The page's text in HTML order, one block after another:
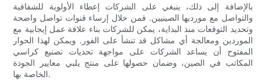
بالإضافة إلى ذلك، ينبغي على الشركات إعطاء الأولوية للشفافية
والتواصل مع مورديها الصينيين. فمن خلال إرساء قنوات تواصل واضحة
وتحديد التوقعات منذ البداية، يمكن للشركات بناء علاقة عمل إيجابية مع
الموردين ومعالجة أي مشاكل قد تنشأ على الفور. ويمكن لهذا الحوار
المفتوح أن يساعد الشركات على مواجهة تحديات تصنيع كراسي
المكاتب في الصين، وضمان حصولها على منتج يلبي معايير الجودة
الخاصة بها.